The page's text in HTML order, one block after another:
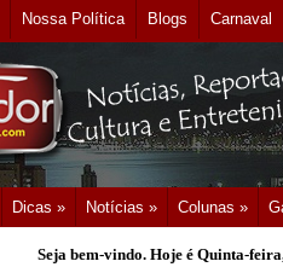
Nossa Política Blogs Carnaval
Dicas » Notícias » Colunas »
Seja bem-vindo. Hoje é Quinta-